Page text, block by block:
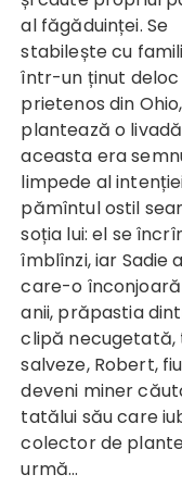
al făgăduinței. Se
stabilește cu
într-un ținut deloc
prietenos din
plantează o
aceasta era
limpede al
pămîntul ostil
soția lui: el se
îmblînzi, iar Sadie
care-o înconjoară
anii, prăpastia
clipă necugetată,
salveze, Robert,
deveni miner
tatălui său care
colector de
urmă…